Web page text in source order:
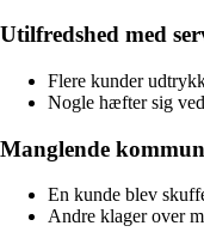
Utilfredshed med
Flere kunder
Nogle hæfter sig
Manglende
En kunde blev
Andre klager over